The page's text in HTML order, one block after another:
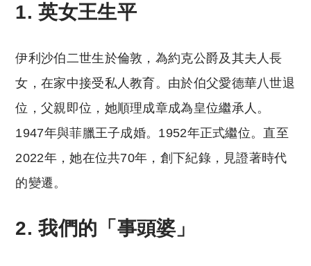
1. 英女王生平
伊利沙伯二世生於倫敦，為約克公爵及其夫人長
女，在家中接受私人教育。由於伯父愛德華八世退
位，父親即位，她順理成章成為皇位繼承人。
1947年與菲臘王子成婚。1952年正式繼位。直至
2022年，她在位共70年，創下紀錄，見證著時代
的變遷。
2. 我們的「事頭婆」